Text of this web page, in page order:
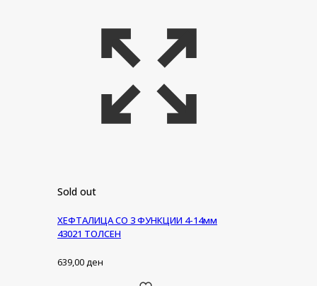
Sold out
ХЕФТАЛИЦА СО 3 ФУНКЦИИ 4-14мм
43021 ТОЛСЕН
639,00ден